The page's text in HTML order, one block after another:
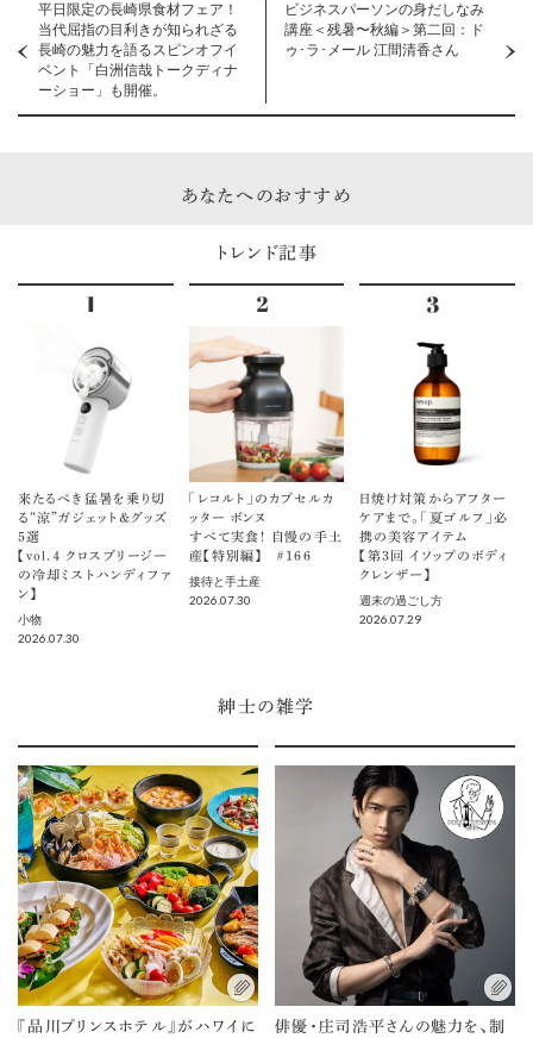
平日限定の長崎県食材フェア！
当代屈指の目利きが知られざる
長崎の魅力を語るスピンオフイ
ベント「白洲信哉トークディナ
ーショー」も開催。
ビジネスパーソンの身だしなみ
講座＜残暑〜秋編＞第二回：ド
ゥ･ラ･メール 江間清香さん
あなたへのおすすめ
トレンド記事
来たるべき猛暑を乗り切
る“涼”ガジェット＆グッズ
5選
【vol.４ クロスブリージー
の冷却ミストハンディファ
ン】
小物
2026.07.30
「レコルト」のカプセルカ
ッター ボンヌ
すべて実食！ 自慢の手土
産【特別編】 ＃166
接待と手土産
2026.07.30
日焼け対策からアフター
ケアまで。「夏ゴルフ」必
携の美容アイテム
【第3回 イソップのボディ
クレンザー】
週末の過ごし方
2026.07.29
紳士の雑学
『品川プリンスホテル』がハワイに
俳優・庄司浩平さんの魅力を、制